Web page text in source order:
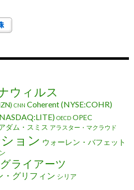
ウィルス
CNN Coherent (NYSE:COHR)
OECD OPEC
ダム・スミス アラスター・マクラウド
ョン ウォーレン・バフェット
ライアーツ
・グリフィン シリア